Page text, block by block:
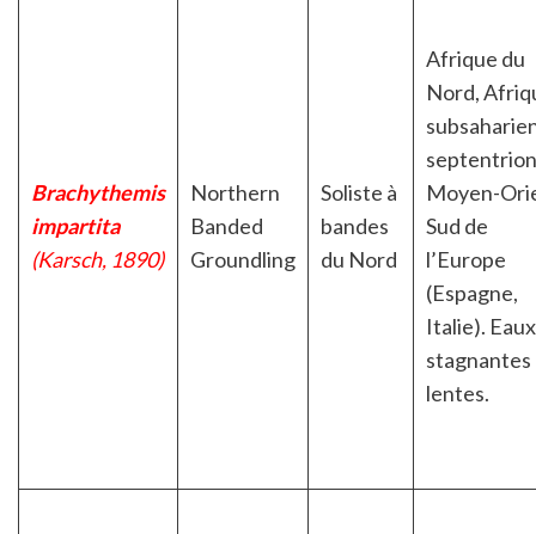
Brachythemis
impartita
(Karsch, 1890)
Northern
Banded
Groundling
Soliste à
bandes
du Nord
Afrique du
Nord,
Moyen-
Sud de
l’Europe
(Espagne,
Italie). Eaux
stagnantes
lentes.